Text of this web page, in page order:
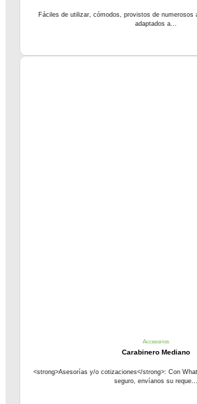
Fáciles de utilizar, cómodos, provistos de numerosos
adaptados a...
Accesorios
Carabinero Mediano
<strong>Asesorías y/o cotizaciones</strong>: Con
seguro, envíanos su reque...